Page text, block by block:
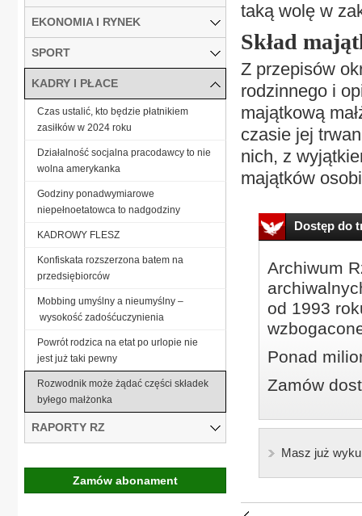
taką wolę w
Skład
Z przepisów
rodzinnego i
majątkową
czasie jej
nich, z
majątków
Dostęp do
Archiwum
od 1993
Ponad
Zamów
Masz już
EKONOMIA I RYNEK
SPORT
KADRY I PŁACE
Czas ustalić, kto będzie płatnikiem
zasiłków w 2024 roku
Działalność socjalna pracodawcy to nie
wolna amerykanka
Godziny ponadwymiarowe
niepełnoetatowca to nadgodziny
KADROWY FLESZ
Konfiskata rozszerzona batem na
przedsiębiorców
Mobbing umyślny a nieumyślny –
wysokość zadośćuczynienia
Powrót rodzica na etat po urlopie nie
jest już taki pewny
Rozwodnik może żądać części składek
byłego małżonka
RAPORTY RZ
Zamów abonament